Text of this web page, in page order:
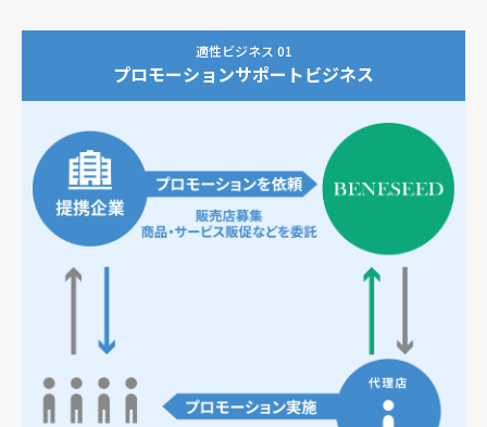
適性ビジネス 01
プロモーションサポートビジネス